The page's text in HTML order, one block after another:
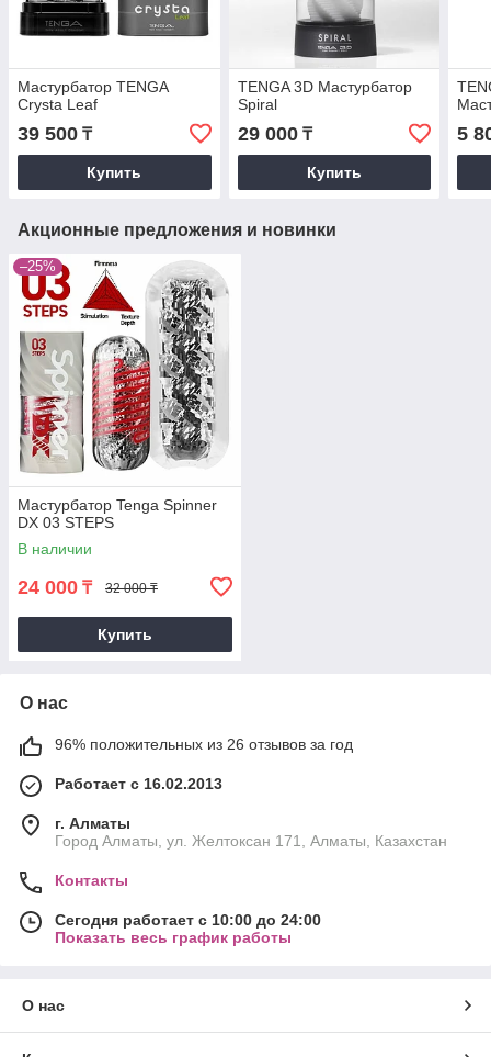
Мастурбатор TENGA
Crysta Leaf
39 500 ₸
Купить
TENGA 3D Мастурбатор
Spiral
29 000₸
Купить
5
Акционные предложения и новинки
–25%
Мастурбатор Tenga Spinner
DX 03 STEPS
В наличии
24 000 ₸ 32 000 ₸
Купить
О нас
96% положительных из 26 отзывов за год
Работает с 16.02.2013
г. Алматы
Город Алматы, ул. Желтоксан 171, Алматы, Казахстан
Контакты
Сегодня работает с 10:00 до 24:00
Показать весь график работы
О нас